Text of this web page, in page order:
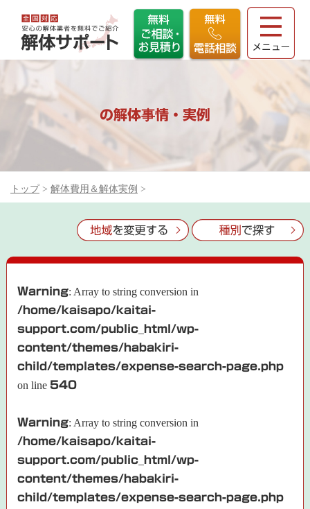
の解体事情・実例
トップ > 解体費用＆解体実例 >
Warning: Array to string conversion in
/home/kaisapo/kaitai-
support.com/public_html/wp-
content/themes/habakiri-
child/templates/expense-search-page.php
on line540
Warning: Array to string conversion in
/home/kaisapo/kaitai-
support.com/public_html/wp-
content/themes/habakiri-
child/templates/expense-search-page.php